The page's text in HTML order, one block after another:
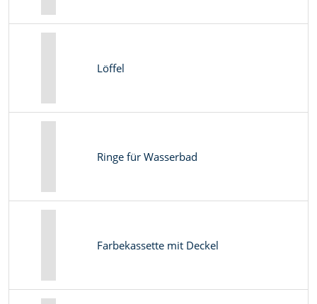
Löffel
Ringe für Wasserbad
Farbekassette mit Deckel